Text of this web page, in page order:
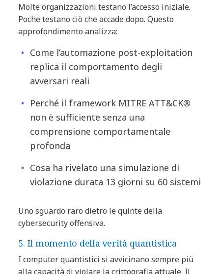
Molte organizzazioni testano l’accesso iniziale.
Poche testano ciò che accade dopo. Questo
approfondimento analizza:
Come l’automazione post-exploitation
replica il comportamento degli
avversari reali
Perché il framework MITRE ATT&CK®
non è sufficiente senza una
comprensione comportamentale
profonda
Cosa ha rivelato una simulazione di
violazione durata 13 giorni su 60 sistemi
Uno sguardo raro dietro le quinte della
cybersecurity offensiva.
5. Il momento della verità quantistica
I computer quantistici si avvicinano sempre più
alla capacità di violare la crittografia attuale. Il